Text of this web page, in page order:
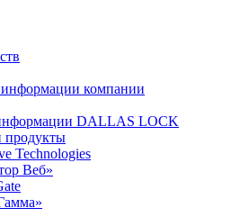
компании
DALLAS LOCK
продукты
Technologies
Веб»